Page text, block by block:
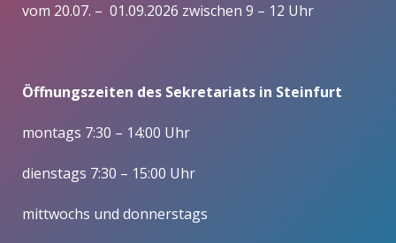
vom 20.07. – 01.09.2026 zwischen 9 – 12 Uhr
Öffnungszeiten des Sekretariats in Steinfurt
montags 7:30 – 14:00 Uhr
dienstags 7:30 – 15:00 Uhr
mittwochs und donnerstags